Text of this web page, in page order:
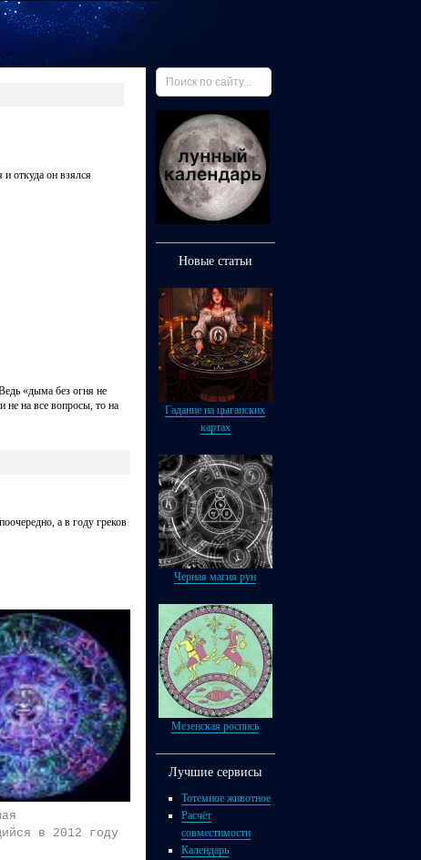
и откуда он взялся
«дыма без огня не
не на все вопросы, то на
а в году греков
в 2012 году
Новые статьи
Гадание на цыганских
картах
Черная магия рун
Мезенская роспись
Лучшие сервисы
Тотемное животное
Расчёт
совместимости
Календарь